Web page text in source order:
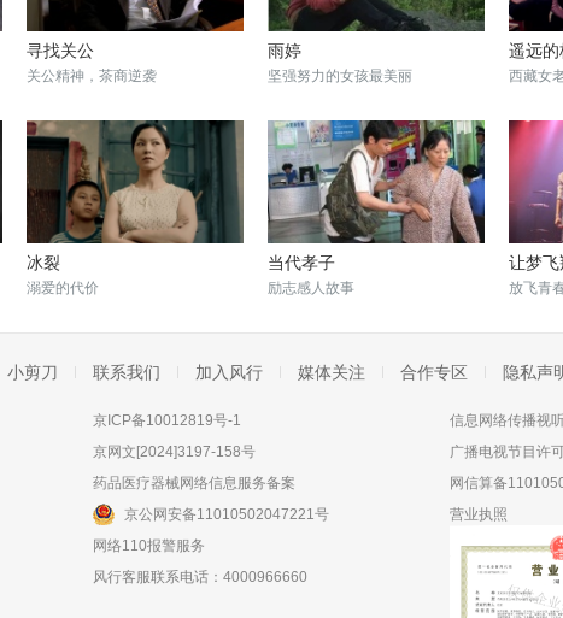
寻找关公
关公精神，茶商逆袭
雨婷
坚强努力的女孩最美丽
遥远
西藏女
冰裂
溺爱的代价
当代孝子
励志感人故事
让梦飞
放飞青
小剪刀 联系我们 加入风行 媒体关注 合作专区 隐私声
京ICP备10012819号-1
京网文[2024]3197-158号
药品医疗器械网络信息服务备案
京公网安备11010502047221号
网络110报警服务
风行客服联系电话：4000966660
信息网络传播视
广播电视节目许
网信算备
营业执照